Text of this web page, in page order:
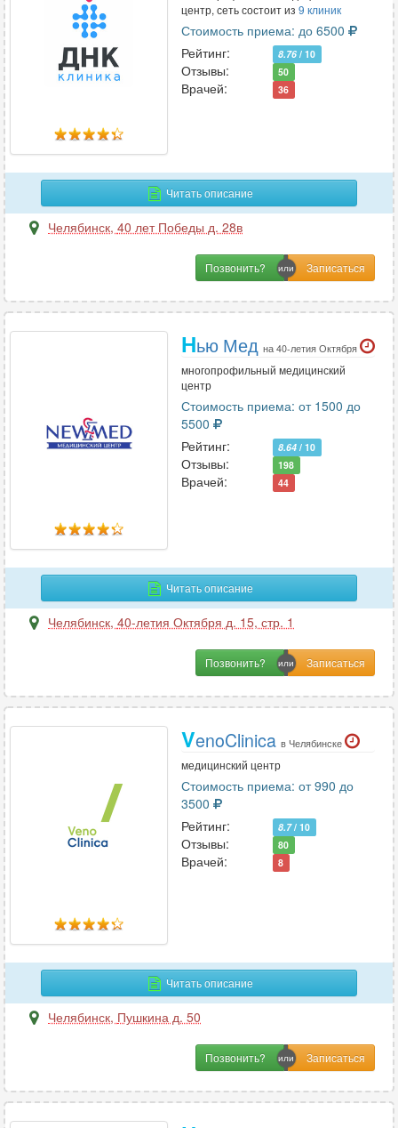
центр, сеть состоит из 9 клиник
Стоимость приема: до 6500
Рейтинг:
8.76 / 10
Отзывы: 50
Врачей: 36
Читать описание
Челябинск, 40 лет Победы д. 28в
Позвонить?
Нью Мед на 40-летия Октября
многопрофильный медицинский
центр
Стоимость приема: от 1500 до
5500
Рейтинг:
8.64 / 10
Отзывы: 198
Врачей: 44
Читать описание
Челябинск, 40-летия Октября д. 15, стр. 1
Позвонить?
VenoClinica в Челябинске
медицинский центр
Стоимость приема: от 990 до
3500
Рейтинг:
8.7/ 10
Отзывы: 80
Врачей: 8
Читать описание
Челябинск, Пушкина д. 50
Позвонить?